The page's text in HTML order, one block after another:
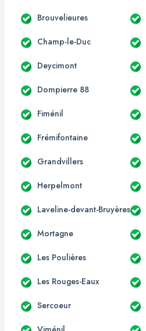
Brouvelieures
Champ-le-Duc
Deycimont
Dompierre 88
Fiménil
Frémifontaine
Grandvillers
Herpelmont
Laveline-devant-Bruyères
Mortagne
Les Poulières
Les Rouges-Eaux
Sercoeur